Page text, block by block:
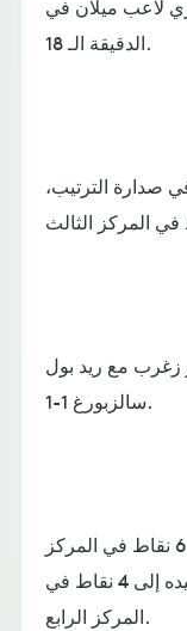
لاعب ميلان في
الدقيقة الـ 18.
إلى 7 نقاط في صدارة الترتيب،
زغرب مع ريد بول
سالزبورغ 1-1.
ورفع ريد بول سالزبورغ رصيده إلى 6 نقاط في المركز
الثاني، كما رفع دينامو زغرب رصيده إلى 4 نقاط في
المركز الرابع.